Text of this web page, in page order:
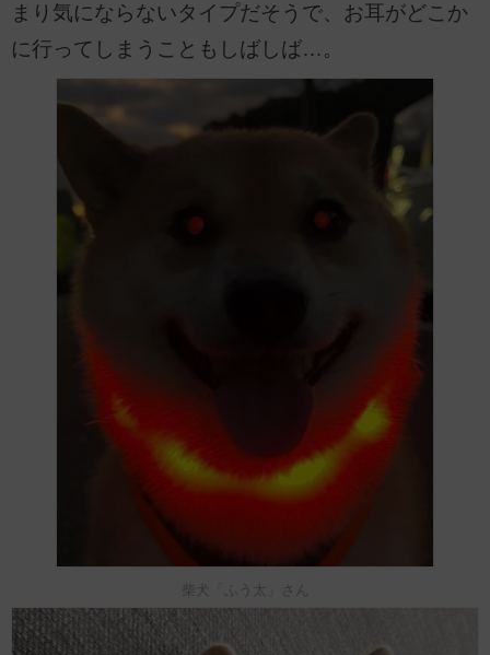
まり気にならないタイプだそうで、お耳がどこか
に行ってしまうこともしばしば…。
柴犬「ふう太」さん